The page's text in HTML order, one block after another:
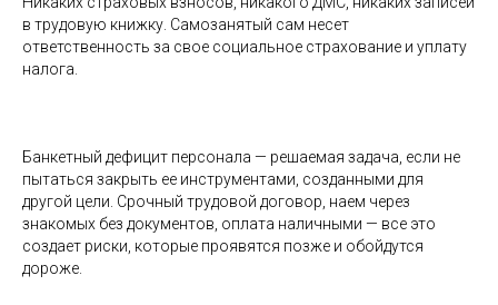
в трудовую книжку. Самозанятый сам несет
ответственность за свое социальное страхование и уплату
налога.
Банкетный дефицит персонала — решаемая задача, если не
пытаться закрыть ее инструментами, созданными для
другой цели. Срочный трудовой договор, наем через
знакомых без документов, оплата наличными — все это
создает риски, которые проявятся позже и обойдутся
дороже.